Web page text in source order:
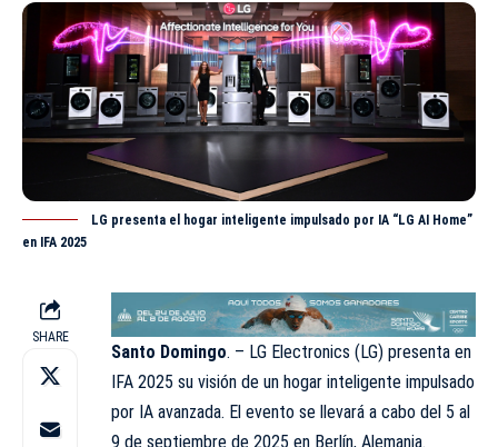
LG presenta el hogar inteligente impulsado por IA “LG AI Home”
en IFA 2025
SHARE
Santo Domingo. – LG Electronics (LG) presenta en
IFA 2025 su visión de un hogar inteligente impulsado
por IA avanzada. El evento se llevará a cabo del 5 al
9 de septiembre de 2025 en Berlín, Alemania.